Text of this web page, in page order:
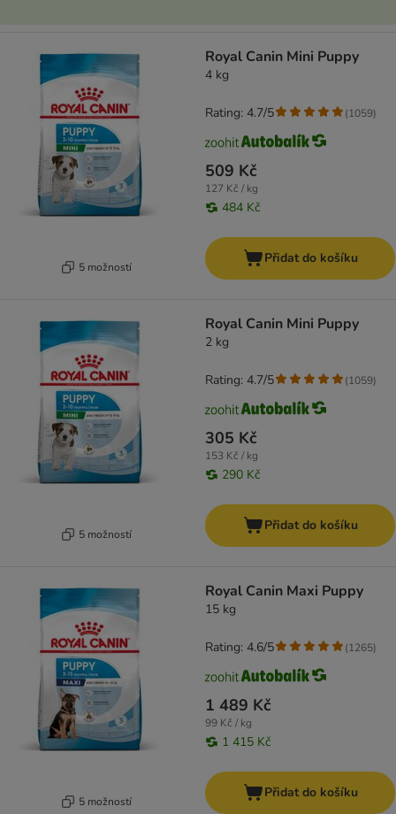
5 možností
Royal Canin Mini Puppy
4 kg
509 Kč
127 Kč / kg
484 Kč
Rating: 4.7/5 (1059)
Přidat do košíku
5 možností
Royal Canin Mini Puppy
2 kg
305 Kč
153 Kč / kg
290 Kč
Rating: 4.7/5 (1059)
Přidat do košíku
5 možností
Royal Canin Maxi Puppy
15 kg
1 489 Kč
99 Kč / kg
1 415 Kč
Rating: 4.6/5 (1265)
Přidat do košíku